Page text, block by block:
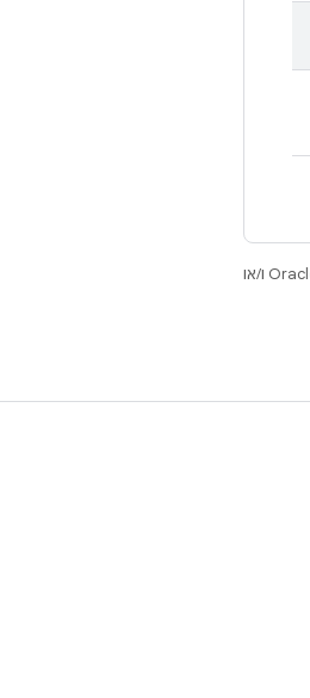
.‏ Java ו-OpenJDK הם סימנים מסחריים או סימנים מסחריים רשומים של חברת Oracle ו/או